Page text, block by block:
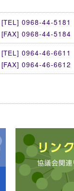
[TEL] 0968-44-5181
[FAX] 0968-44-5184
[TEL] 0964-46-6611
[FAX] 0964-46-6612